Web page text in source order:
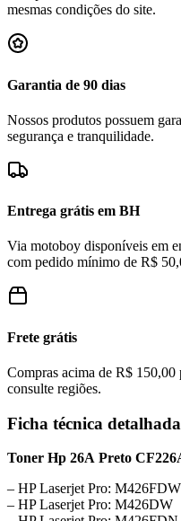
mesmas condições do site.
Garantia de 90 dias
Nossos produtos possuem
segurança e tranquilidade.
Entrega grátis em BH
Via motoboy disponíveis em
com pedido mínimo de R$
Frete grátis
Compras acima de R$ 150,00
consulte regiões.
Ficha técnica detalhada
Toner Hp 26A Preto
– HP Laserjet Pro: M426FDW
– HP Laserjet Pro: M426DW